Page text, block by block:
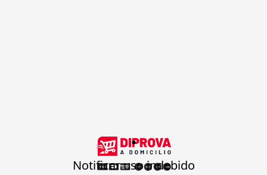
.
Notificar uso indebido